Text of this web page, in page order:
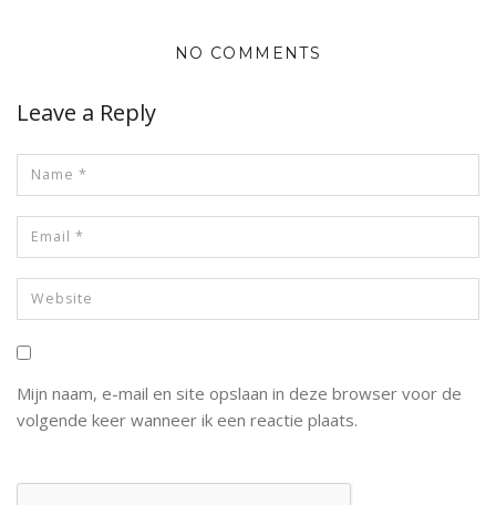
NO COMMENTS
Leave a Reply
Mijn naam, e-mail en site opslaan in deze browser voor de
volgende keer wanneer ik een reactie plaats.